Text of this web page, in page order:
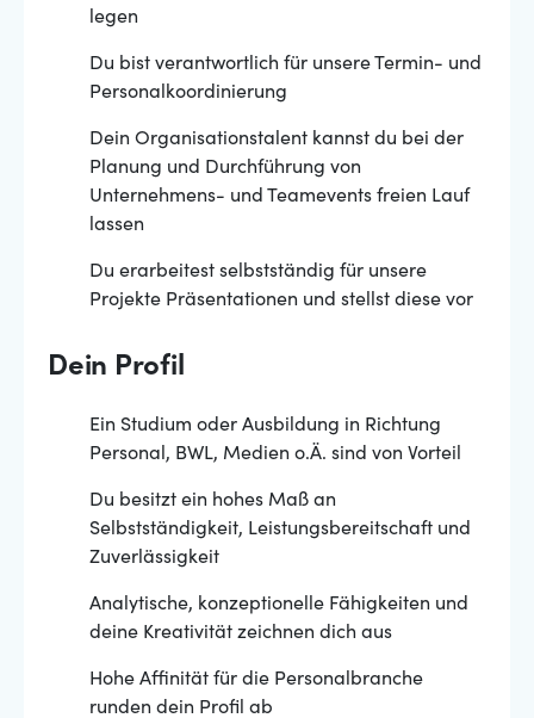
legen
Du bist verantwortlich für unsere Termin- und
Personalkoordinierung
Dein Organisationstalent kannst du bei der
Planung und Durchführung von
Unternehmens- und Teamevents freien Lauf
lassen
Du erarbeitest selbstständig für unsere
Projekte Präsentationen und stellst diese vor
Dein Profil
Ein Studium oder Ausbildung in Richtung
Personal, BWL, Medien o.Ä. sind von Vorteil
Du besitzt ein hohes Maß an
Selbstständigkeit, Leistungsbereitschaft und
Zuverlässigkeit
Analytische, konzeptionelle Fähigkeiten und
deine Kreativität zeichnen dich aus
Hohe Affinität für die Personalbranche
runden dein Profil ab